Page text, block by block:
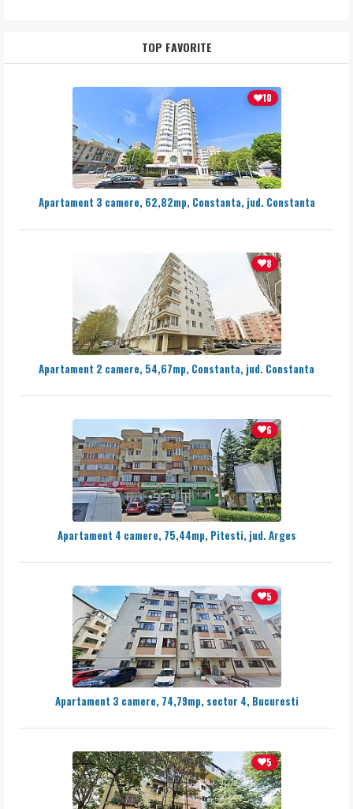
TOP FAVORITE
10
Apartament 3 camere, 62,82mp, Constanta, jud. Constanta
8
Apartament 2 camere, 54,67mp, Constanta, jud. Constanta
6
Apartament 4 camere, 75,44mp, Pitesti, jud. Arges
5
Apartament 3 camere, 74,79mp, sector 4, Bucuresti
5